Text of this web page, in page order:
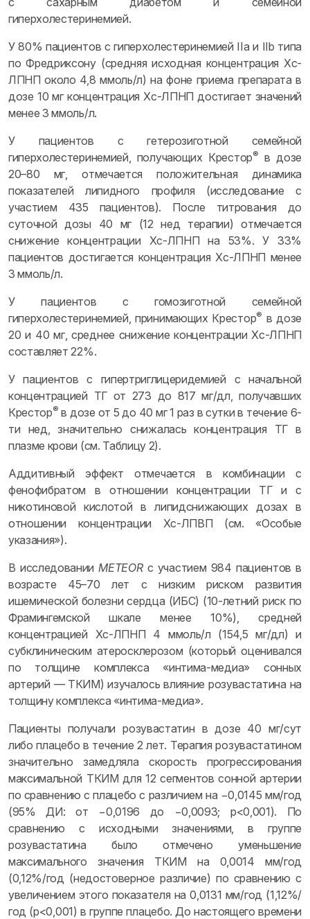
гиперхолестеринемией.
У 80% пациентов с гиперхолестеринемией IIa и IIb типа
по Фредриксону (средняя исходная концентрация Хс-
ЛПНП около 4,8 ммоль/л) на фоне приема препарата в
дозе 10 мг концентрация Хс-ЛПНП достигает значений
менее 3 ммоль/л.
У пациентов с гетерозиготной семейной
гиперхолестеринемией, получающих Крестор® в дозе
20–80 мг, отмечается положительная динамика
показателей липидного профиля (исследование с
участием 435 пациентов). После титрования до
суточной дозы 40 мг (12 нед терапии) отмечается
снижение концентрации Хс-ЛПНП на 53%. У 33%
пациентов достигается концентрация Хс-ЛПНП менее
3 ммоль/л.
У пациентов с гомозиготной семейной
гиперхолестеринемией, принимающих Крестор® в дозе
20 и 40 мг, среднее снижение концентрации Хс-ЛПНП
составляет 22%.
У пациентов с гипертриглицеридемией с начальной
концентрацией ТГ от 273 до 817 мг/дл, получавших
Крестор® в дозе от 5 до 40 мг 1 раз в сутки в течение 6-
ти нед, значительно снижалась концентрация ТГ в
плазме крови (см. Таблицу 2).
Аддитивный эффект отмечается в комбинации с
фенофибратом в отношении концентрации ТГ и с
никотиновой кислотой в липидснижающих дозах в
отношении концентрации Хс-ЛПВП (см. «Особые
указания»).
В исследованииMETEORс участием 984 пациентов в
возрасте 45–70 лет с низким риском развития
ишемической болезни сердца (ИБС) (10-летний риск по
Фрамингемской шкале менее 10%), средней
концентрацией Хс-ЛПНП 4 ммоль/л (154,5 мг/дл) и
субклиническим атеросклерозом (который оценивался
по толщине комплекса «интима-медиа» сонных
артерий — ТКИМ) изучалось влияние розувастатина на
толщину комплекса «интима-медиа».
Пациенты получали розувастатин в дозе 40 мг/сут
либо плацебо в течение 2 лет. Терапия розувастатином
значительно замедляла скорость прогрессирования
максимальной ТКИМ для 12 сегментов сонной артерии
по сравнению с плацебо с различием на −0,0145 мм/год
(95% ДИ: от −0,0196 до −0,0093; р<0,001). По
сравнению с исходными значениями, в группе
розувастатина было отмечено уменьшение
максимального значения ТКИМ на 0,0014 мм/год
(0,12%/год (недостоверное различие) по сравнению с
увеличением этого показателя на 0,0131 мм/год (1,12%/
год (р<0,001) в группе плацебо. До настоящего времени